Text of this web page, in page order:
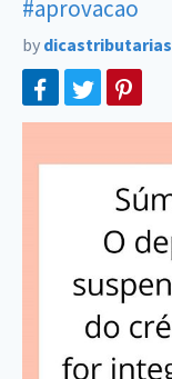
#aprovacao
by dicastributarias